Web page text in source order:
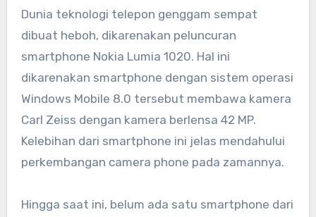
Dunia teknologi telepon genggam sempat
dibuat heboh, dikarenakan peluncuran
smartphone Nokia Lumia 1020. Hal ini
dikarenakan smartphone dengan sistem operasi
Windows Mobile 8.0 tersebut membawa kamera
Carl Zeiss dengan kamera berlensa 42 MP.
Kelebihan dari smartphone ini jelas mendahului
perkembangan camera phone pada zamannya.
Hingga saat ini, belum ada satu smartphone dari